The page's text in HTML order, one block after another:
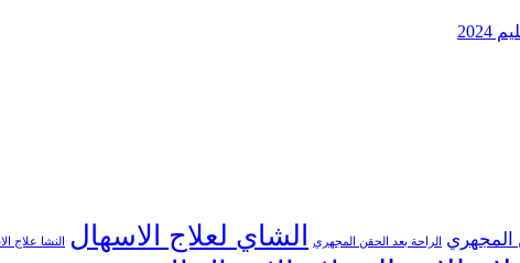
المجهري الراحة بعد الحقن المجهري الشاي لعلاج الاسهال النشا علاج